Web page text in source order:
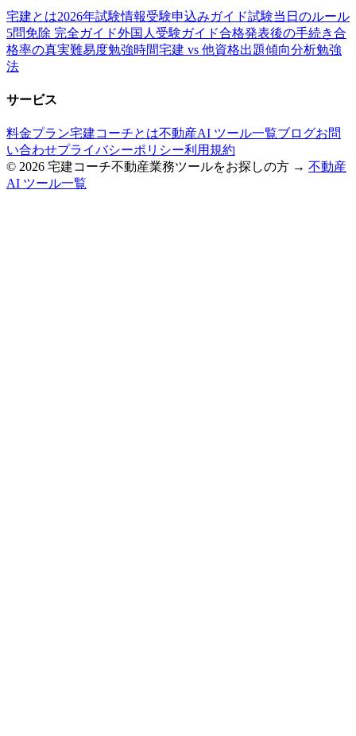
宅建とは2026年試験情報受験申込みガイド試験当日のルール
5問免除 完全ガイド外国人受験ガイド合格発表後の手続き合
格率の真実難易度勉強時間宅建 vs 他資格出題傾向分析勉強
法
サービス
料金プラン宅建コーチとは不動産AI ツール一覧ブログお問
い合わせプライバシーポリシー利用規約
© 2026 宅建コーチ不動産業務ツールをお探しの方 → 不動産
AI ツール一覧